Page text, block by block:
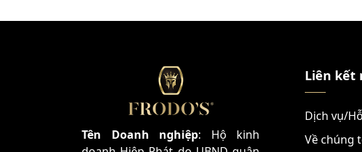
Tên Doanh nghiệp: Hộ kinh
Liên kết
Dịch vụ/
Về chúng